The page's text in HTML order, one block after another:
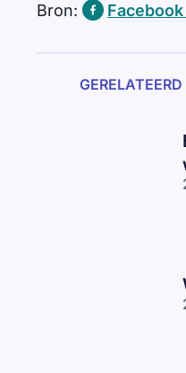
Bron:
GERELATEERD